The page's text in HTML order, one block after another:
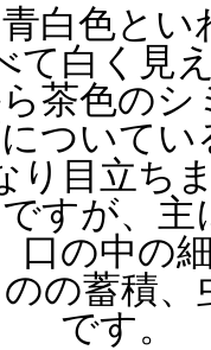
白色と
て白く見
茶色の
ついてい
り目立ち
すが、
口の中の
の蓄積
です。